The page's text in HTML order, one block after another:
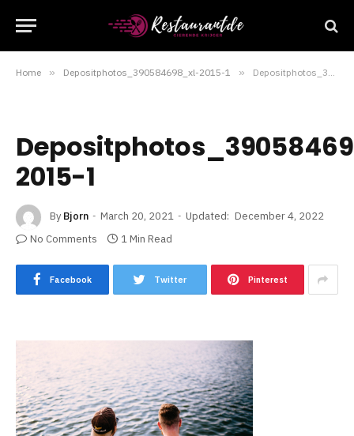
Home » Depositphotos_390584698_xl-2015-1 » Depositphotos_390584698_xl-2015-1
2015-1
By Bjorn March 20, 2021 Updated: December 4, 2022
No Comments
1 Min Read
Facebook Twitter Pinterest